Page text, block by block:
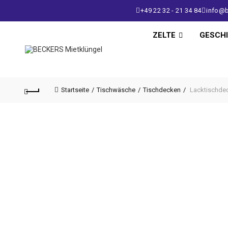
+49 22 32 - 21 34 84
ZELTE
Startseite Tischwäsche Tischdecken